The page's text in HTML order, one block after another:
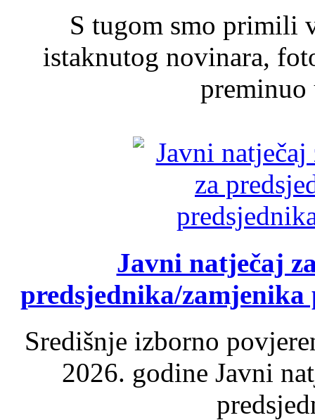
S tugom smo primili
istaknutog novinara,
Javni natječaj
predsjednika/
Središnje izborno
2026. godine Javni